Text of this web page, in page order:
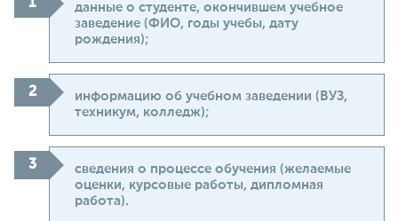
данные о студенте, окончившем учебное
заведение (ФИО, годы учебы, дату
рождения);
информацию об учебном заведении (ВУЗ,
техникум, колледж);
сведения о процессе обучения (желаемые
оценки, курсовые работы, дипломная
работа).